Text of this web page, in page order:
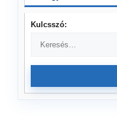
Kulcsszó: